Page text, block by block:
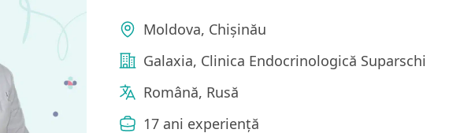
Moldova, Chișinău
Galaxia, Clinica Endocrinologică Suparschi
Română, Rusă
17 ani experiență